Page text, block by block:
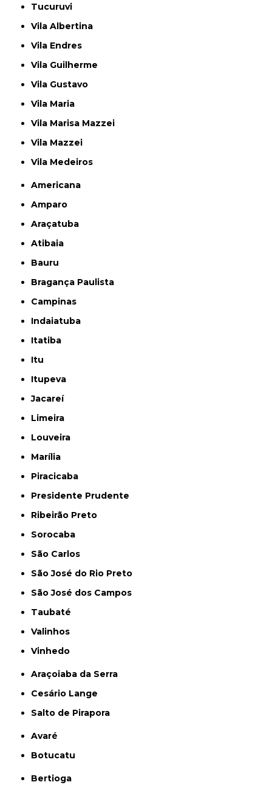
Tucuruvi
Vila Albertina
Vila Endres
Vila Guilherme
Vila Gustavo
Vila Maria
Vila Marisa Mazzei
Vila Mazzei
Vila Medeiros
Americana
Amparo
Araçatuba
Atibaia
Bauru
Bragança Paulista
Campinas
Indaiatuba
Itatiba
Itu
Itupeva
Jacareí
Limeira
Louveira
Marília
Piracicaba
Presidente Prudente
Ribeirão Preto
Sorocaba
São Carlos
São José do Rio Preto
São José dos Campos
Taubaté
Valinhos
Vinhedo
Araçoiaba da Serra
Cesário Lange
Salto de Pirapora
Avaré
Botucatu
Bertioga